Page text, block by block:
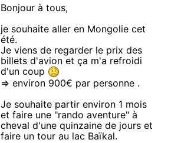
Bonjour à tous,
je souhaite aller en Mongolie cet
été.
Je viens de regarder le prix des
billets d'avion et ça m'a refroidi
d'un coup
=> environ 900€ par personne .
Je souhaite partir environ 1 mois
et faire une "rando aventure" à
cheval d'une quinzaine de jours et
faire un tour au lac Baïkal.